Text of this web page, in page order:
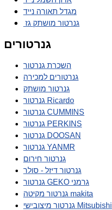
מגדל תאורה נייד
גנרטור מושתק גז
גנרטורים
השכרת גנרטור
גנרטורים למכירה
גנרטור מושתק
גנרטור Ricardo
גנרטור CUMMINS
גנרטור PERKINS
גנרטור DOOSAN
גנרטור YANMR
גנרטור חירום
גנרטור דיזל - סולר
גנרטור GEKO גרמני
גנרטור מקיטה makita
גנרטור מיצובישי Mitsubishi